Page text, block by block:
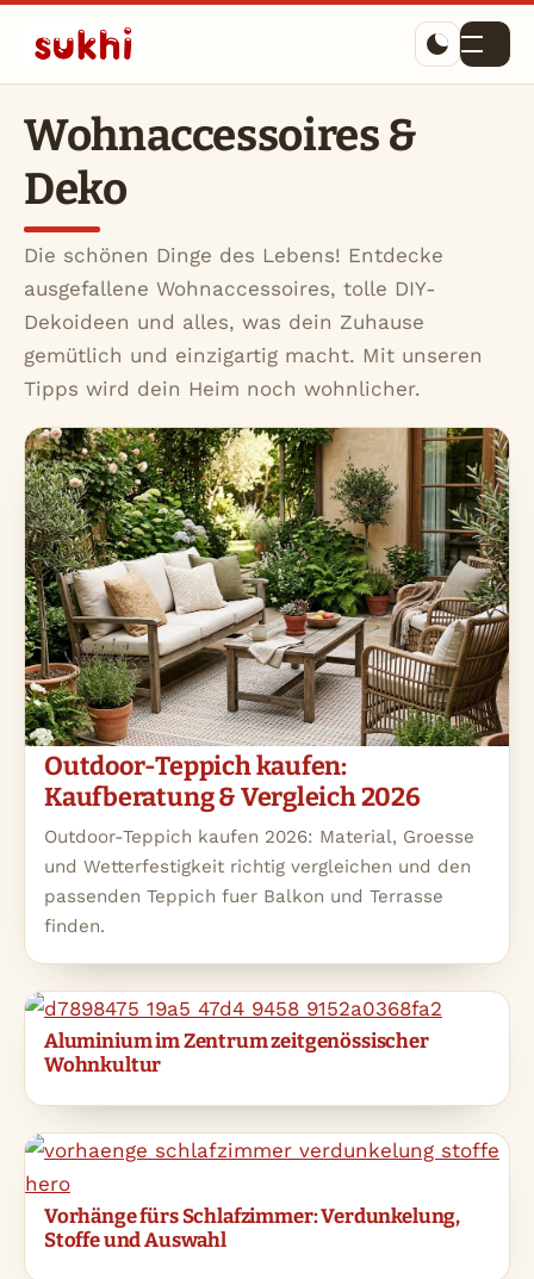
Menü
Wohnaccessoires &
Deko
Die schönen Dinge des Lebens! Entdecke
ausgefallene Wohnaccessoires, tolle DIY-
Dekoideen und alles, was dein Zuhause
gemütlich und einzigartig macht. Mit unseren
Tipps wird dein Heim noch wohnlicher.
Outdoor-Teppich kaufen:
Kaufberatung & Vergleich 2026
Outdoor-Teppich kaufen 2026: Material, Groesse
und Wetterfestigkeit richtig vergleichen und den
passenden Teppich fuer Balkon und Terrasse
finden.
Aluminium im Zentrum zeitgenössischer
Wohnkultur
Vorhänge fürs Schlafzimmer: Verdunkelung,
Stoffe und Auswahl